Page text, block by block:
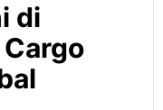
di